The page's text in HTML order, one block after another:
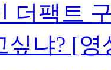
더팩트
싶냐? [